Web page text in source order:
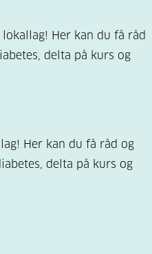
lokallag! Her kan du få råd
delta på kurs og
Her kan du få råd og
delta på kurs og